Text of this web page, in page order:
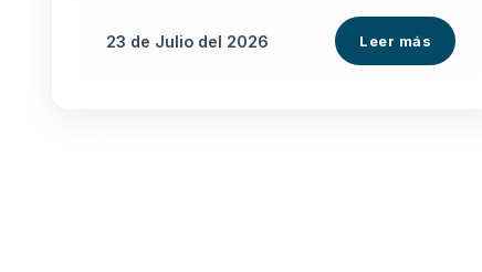
23 de Julio del 2026 Leer más